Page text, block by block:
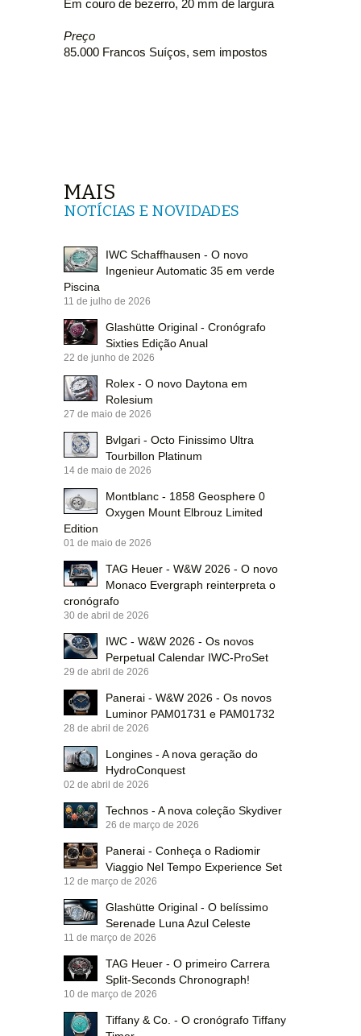
Em couro de bezerro, 20 mm de largura
Preço
85.000 Francos Suíços, sem impostos
MAIS
NOTÍCIAS E NOVIDADES
IWC Schaffhausen - O novo
Ingenieur Automatic 35 em verde
Piscina
11 de julho de 2026
Glashütte Original - Cronógrafo
Sixties Edição Anual
22 de junho de 2026
Rolex - O novo Daytona em
Rolesium
27 de maio de 2026
Bvlgari - Octo Finissimo Ultra
Tourbillon Platinum
14 de maio de 2026
Montblanc - 1858 Geosphere 0
Oxygen Mount Elbrouz Limited
Edition
01 de maio de 2026
TAG Heuer - W&W 2026 - O novo
Monaco Evergraph reinterpreta o
cronógrafo
30 de abril de 2026
IWC - W&W 2026 - Os novos
Perpetual Calendar IWC-ProSet
29 de abril de 2026
Panerai - W&W 2026 - Os novos
Luminor PAM01731 e PAM01732
28 de abril de 2026
Longines - A nova geração do
HydroConquest
02 de abril de 2026
Technos - A nova coleção Skydiver
26 de março de 2026
Panerai - Conheça o Radiomir
Viaggio Nel Tempo Experience Set
12 de março de 2026
Glashütte Original - O belíssimo
Serenade Luna Azul Celeste
11 de março de 2026
TAG Heuer - O primeiro Carrera
Split-Seconds Chronograph!
10 de março de 2026
Tiffany & Co. - O cronógrafo Tiffany